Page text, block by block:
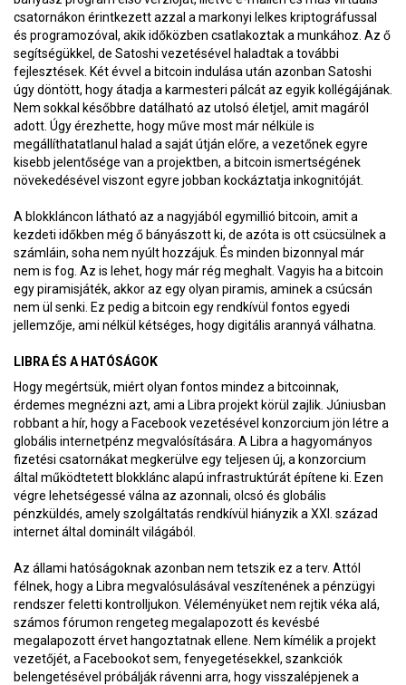
csatornákon érintkezett azzal a markonyi lelkes kriptográfussal
és programozóval, akik időközben csatlakoztak a munkához. Az ő
segítségükkel, de Satoshi vezetésével haladtak a további
fejlesztések. Két évvel a bitcoin indulása után azonban Satoshi
úgy döntött, hogy átadja a karmesteri pálcát az egyik kollégájának.
Nem sokkal későbbre datálható az utolsó életjel, amit magáról
adott. Úgy érezhette, hogy műve most már nélküle is
megállíthatatlanul halad a saját útján előre, a vezetőnek egyre
kisebb jelentősége van a projektben, a bitcoin ismertségének
növekedésével viszont egyre jobban kockáztatja inkognitóját.
A blokkláncon látható az a nagyjából egymillió bitcoin, amit a
kezdeti időkben még ő bányászott ki, de azóta is ott csücsülnek a
számláin, soha nem nyúlt hozzájuk. És minden bizonnyal már
nem is fog. Az is lehet, hogy már rég meghalt. Vagyis ha a bitcoin
egy piramisjáték, akkor az egy olyan piramis, aminek a csúcsán
nem ül senki. Ez pedig a bitcoin egy rendkívül fontos egyedi
jellemzője, ami nélkül kétséges, hogy digitális arannyá válhatna.
LIBRA ÉS A HATÓSÁGOK
Hogy megértsük, miért olyan fontos mindez a bitcoinnak,
érdemes megnézni azt, ami a Libra projekt körül zajlik. Júniusban
robbant a hír, hogy a Facebook vezetésével konzorcium jön létre a
globális internetpénz megvalósítására. A Libra a hagyományos
fizetési csatornákat megkerülve egy teljesen új, a konzorcium
által működtetett blokklánc alapú infrastruktúrát építene ki. Ezen
végre lehetségessé válna az azonnali, olcsó és globális
pénzküldés, amely szolgáltatás rendkívül hiányzik a XXI. század
internet által dominált világából.
Az állami hatóságoknak azonban nem tetszik ez a terv. Attól
félnek, hogy a Libra megvalósulásával veszítenének a pénzügyi
rendszer feletti kontrolljukon. Véleményüket nem rejtik véka alá,
számos fórumon rengeteg megalapozott és kevésbé
megalapozott érvet hangoztatnak ellene. Nem kímélik a projekt
vezetőjét, a Facebookot sem, fenyegetésekkel, szankciók
belengetésével próbálják rávenni arra, hogy visszalépjenek a